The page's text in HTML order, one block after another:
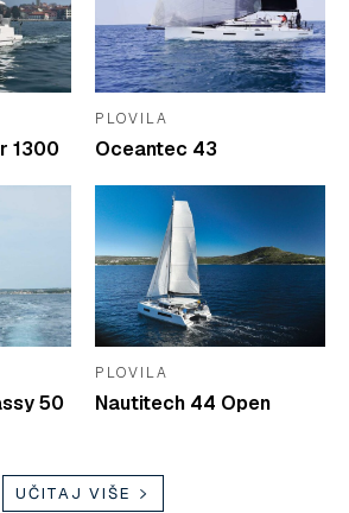
1300
PLOVILA
Oceantec 43
50
PLOVILA
Nautitech 44 Open
UČITAJ VIŠE